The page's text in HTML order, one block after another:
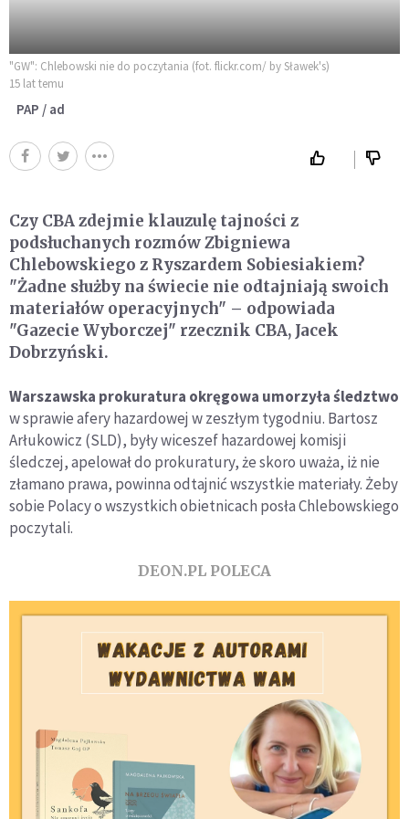
"GW": Chlebowski nie do poczytania (fot. flickr.com/ by Sławek's)
15 lat temu
PAP / ad
Czy CBA zdejmie klauzulę tajności z
podsłuchanych rozmów Zbigniewa
Chlebowskiego z Ryszardem Sobiesiakiem?
"Żadne służby na świecie nie odtajniają swoich
materiałów operacyjnych" – odpowiada
"Gazecie Wyborczej" rzecznik CBA, Jacek
Dobrzyński.
Warszawska prokuratura okręgowa umorzyła śledztwo
w sprawie afery hazardowej w zeszłym tygodniu. Bartosz
Arłukowicz (SLD), były wiceszef hazardowej komisji
śledczej, apelował do prokuratury, że skoro uważa, iż nie
złamano prawa, powinna odtajnić wszystkie materiały. Żeby
sobie Polacy o wszystkich obietnicach posła Chlebowskiego
poczytali.
DEON.PL POLECA